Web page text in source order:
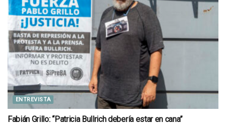
ENTREVISTA
Fabián Grillo: “Patricia Bullrich debería estar en cana”